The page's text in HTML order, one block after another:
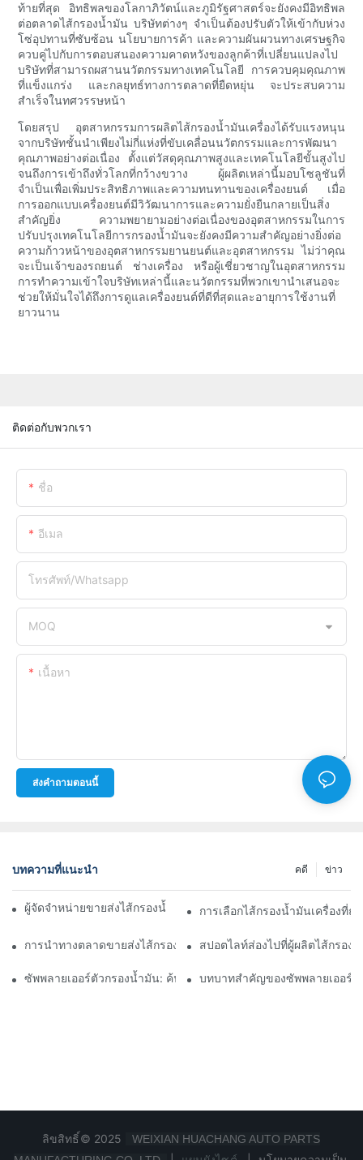
ท้ายที่สุด อิทธิพลของโลกาภิวัตน์และภูมิรัฐศาสตร์จะยังคงมีอิทธิพล
ต่อตลาดไส้กรองน้ำมัน บริษัทต่างๆ จำเป็นต้องปรับตัวให้เข้ากับห่วง
โซ่อุปทานที่ซับซ้อน นโยบายการค้า และความผันผวนทางเศรษฐกิจ
ควบคู่ไปกับการตอบสนองความคาดหวังของลูกค้าที่เปลี่ยนแปลงไป
บริษัทที่สามารถผสานนวัตกรรมทางเทคโนโลยี การควบคุมคุณภาพ
ที่แข็งแกร่ง และกลยุทธ์ทางการตลาดที่ยืดหยุ่น จะประสบความ
สำเร็จในทศวรรษหน้า
โดยสรุป อุตสาหกรรมการผลิตไส้กรองน้ำมันเครื่องได้รับแรงหนุน
จากบริษัทชั้นนำเพียงไม่กี่แห่งที่ขับเคลื่อนนวัตกรรมและการพัฒนา
คุณภาพอย่างต่อเนื่อง ตั้งแต่วัสดุคุณภาพสูงและเทคโนโลยีขั้นสูงไป
จนถึงการเข้าถึงทั่วโลกที่กว้างขวาง ผู้ผลิตเหล่านี้มอบโซลูชันที่
จำเป็นเพื่อเพิ่มประสิทธิภาพและความทนทานของเครื่องยนต์ เมื่อ
การออกแบบเครื่องยนต์มีวิวัฒนาการและความยั่งยืนกลายเป็นสิ่ง
สำคัญยิ่ง ความพยายามอย่างต่อเนื่องของอุตสาหกรรมในการ
ปรับปรุงเทคโนโลยีการกรองน้ำมันจะยังคงมีความสำคัญอย่างยิ่งต่อ
ความก้าวหน้าของอุตสาหกรรมยานยนต์และอุตสาหกรรม ไม่ว่าคุณ
จะเป็นเจ้าของรถยนต์ ช่างเครื่อง หรือผู้เชี่ยวชาญในอุตสาหกรรม
การทำความเข้าใจบริษัทเหล่านี้และนวัตกรรมที่พวกเขานำเสนอจะ
ช่วยให้มั่นใจได้ถึงการดูแลเครื่องยนต์ที่ดีที่สุดและอายุการใช้งานที่
ยาวนาน
ติดต่อกับพวกเรา
ชื่อ
อีเมล
โทรศัพท์/whatsapp
MOQ
เนื้อหา
ส่งคำถามตอนนี้
บทความที่แนะนำ ข่าว
คดี
ผู้จัดจำหน่ายขายส่งไส้กรองน้ำมันชั้นนำ: จะไว้วางใจใครได้?
การเลือกไส้กรองน้ำมันเครื่อง
การนำทางตลาดขายส่งไส้กรองน้ำมัน: เคล็ดลับและเทคนิค
สปอตไลท์ส่องไปที่ผู้ผลิตไส้กรอ
ซัพพลายเออร์ตัวกรองน้ำมัน: ค้นหาผลิตภัณฑ์คุณภาพสำหรับธุรกิจข
บทบาทสำคัญของซัพพลายเออร์
ลิขสิทธิ์© 2025
WEIXIAN HUACHANG AUTO PARTS